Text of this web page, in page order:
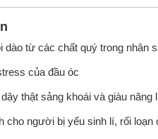
từ các chất quý trong nhân
của đầu óc
thật sảng khoái và giàu
người bị yếu sinh lí, rối